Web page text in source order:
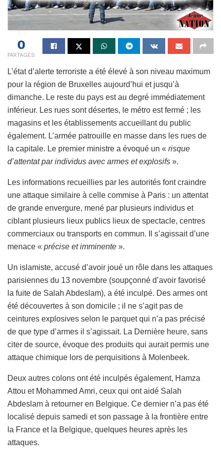
0
PARTAGES
L’état d’alerte terroriste a été élevé à son niveau maximum
pour la région de Bruxelles aujourd’hui et jusqu’à
dimanche. Le reste du pays est au degré immédiatement
inférieur. Les rues sont désertes, le métro est fermé ; les
magasins et les établissements accueillant du public
également. L’armée patrouille en masse dans les rues de
la capitale. Le premier ministre a évoqué un « risque
d’attentat par individus avec armes et explosifs ».
Les informations recueillies par les autorités font craindre
une attaque similaire à celle commise à Paris : un attentat
de grande envergure, mené par plusieurs individus et
ciblant plusieurs lieux publics lieux de spectacle, centres
commerciaux ou transports en commun. Il s’agissait d’une
menace « précise et imminente ».
Un islamiste, accusé d’avoir joué un rôle dans les attaques
parisiennes du 13 novembre (soupçonné d’avoir favorisé
la fuite de Salah Abdeslam), a été inculpé. Des armes ont
été découvertes à son domicile ; il ne s’agit pas de
ceintures explosives selon le parquet qui n’a pas précisé
de que type d’armes il s’agissait. La Dernière heure, sans
citer de source, évoque des produits qui aurait permis une
attaque chimique lors de perquisitions à Molenbeek.
Deux autres colons ont été inculpés également, Hamza
Attou et Mohammed Amri, ceux qui ont aidé Salah
Abdeslam à retourner en Belgique. Ce dernier n’a pas été
localisé depuis samedi et son passage à la frontière entre
la France et la Belgique, quelques heures après les
attaques.